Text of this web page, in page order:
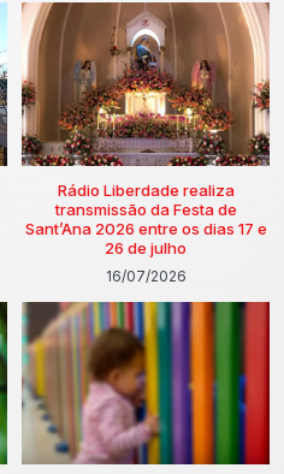
Rádio Liberdade realiza
transmissão da Festa de
Sant’Ana 2026 entre os dias 17 e
26 de julho
16/07/2026